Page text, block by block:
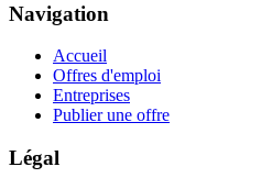
Navigation
Accueil
Offres d'emploi
Entreprises
Publier une offre
Légal